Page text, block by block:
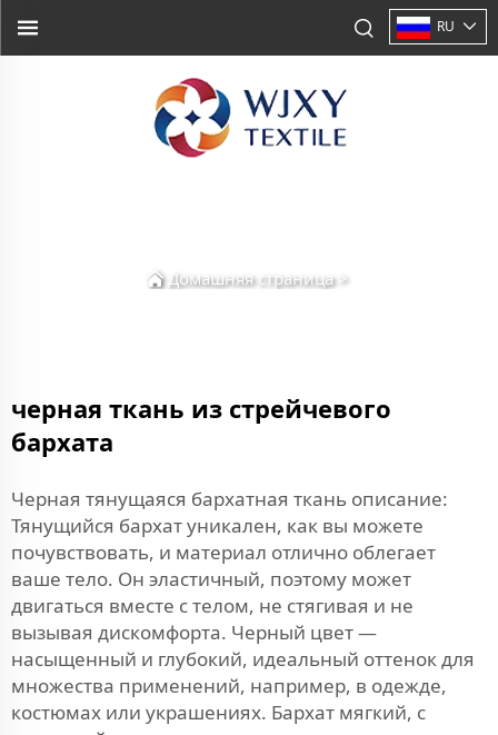
RU
Домашняя страница>
черная ткань из стрейчевого
бархата
Черная тянущаяся бархатная ткань описание:
Тянущийся бархат уникален, как вы можете
почувствовать, и материал отлично облегает
ваше тело. Он эластичный, поэтому может
двигаться вместе с телом, не стягивая и не
вызывая дискомфорта. Черный цвет —
насыщенный и глубокий, идеальный оттенок для
множества применений, например, в одежде,
костюмах или украшениях. Бархат мягкий, с